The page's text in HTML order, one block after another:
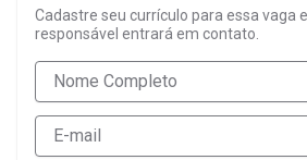
Cadastre seu currículo para essa vaga
responsável entrará em contato.